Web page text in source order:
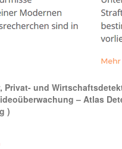
und
– Atlas
)